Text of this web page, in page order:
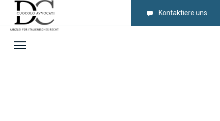
Kontaktiere uns